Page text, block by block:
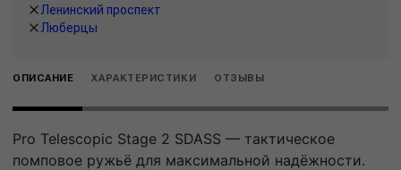
Ленинский проспект
Люберцы
ОПИСАНИЕ ХАРАКТЕРИСТИКИ ОТЗЫВЫ
Pro Telescopic Stage 2 SDASS — тактическое
помповое ружьё для максимальной надёжности.